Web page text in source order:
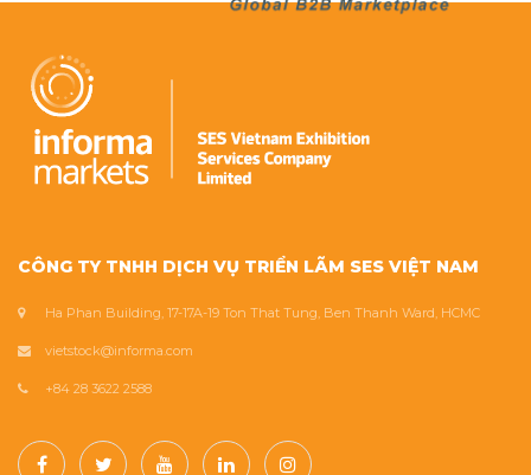
CÔNG TY TNHH DỊCH VỤ TRIỂN LÃM SES VIỆT NAM
Ha Phan Building, 17-17A-19 Ton That Tung, Ben Thanh Ward, HCMC
vietstock@informa.com
+84 28 3622 2588